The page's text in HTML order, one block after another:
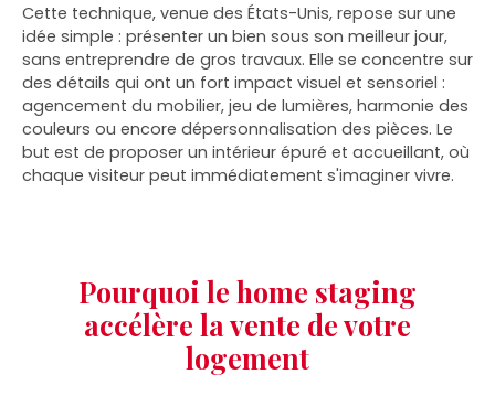
Cette technique, venue des États-Unis, repose sur une
idée simple : présenter un bien sous son meilleur jour,
sans entreprendre de gros travaux. Elle se concentre sur
des détails qui ont un fort impact visuel et sensoriel :
agencement du mobilier, jeu de lumières, harmonie des
couleurs ou encore dépersonnalisation des pièces. Le
but est de proposer un intérieur épuré et accueillant, où
chaque visiteur peut immédiatement s'imaginer vivre.
Pourquoi le home staging
accélère la vente de votre
logement